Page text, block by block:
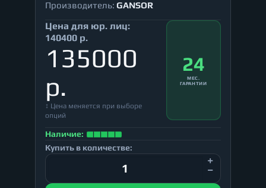
Производитель: GANSOR
Цена для юр. лиц:
140400 р.
135000
р.
↕ Цена меняется при выборе
опций
24
МЕС.
ГАРАНТИИ
Наличие:
Купить в количестве: